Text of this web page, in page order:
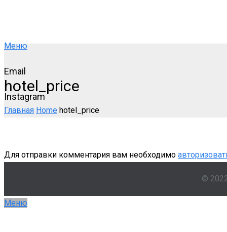
Меню
Email
Instagram
hotel_price
Главная Home hotel_price
Для отправки комментария вам необходимо
©
Меню